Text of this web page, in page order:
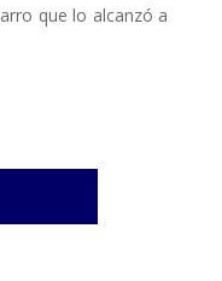
que lo alcanzó a